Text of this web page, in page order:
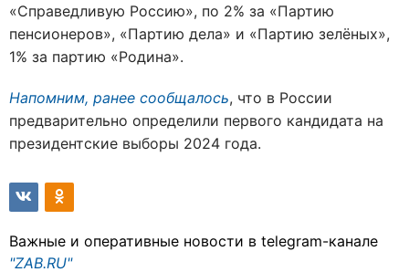
«Справедливую Россию», по 2% за «Партию
пенсионеров», «Партию дела» и «Партию зелёных»,
1% за партию «Родина».
Напомним, ранее сообщалось, что в России
предварительно определили первого кандидата на
президентские выборы 2024 года.
Важные и оперативные новости в telegram-канале
"ZAB.RU"